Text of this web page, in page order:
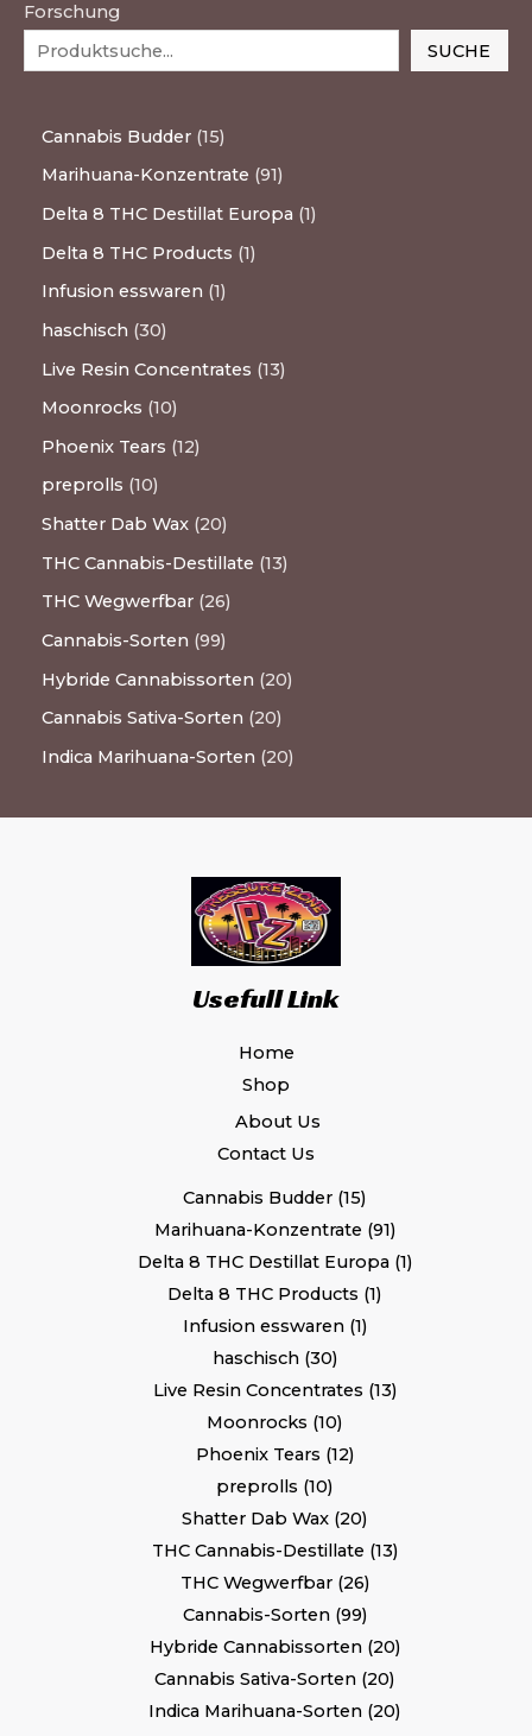
Forschung
SUCHE
Cannabis Budder 15
Marihuana-Konzentrate 91
Delta 8 THC Destillat Europa 1
Delta 8 THC Products 1
Infusion esswaren 1
haschisch 30
Live Resin Concentrates 13
Moonrocks 10
Phoenix Tears 12
preprolls 10
Shatter Dab Wax 20
THC Cannabis-Destillate 13
THC Wegwerfbar 26
Cannabis-Sorten 99
Hybride Cannabissorten
20
Cannabis Sativa-Sorten
20
Indica Marihuana-Sorten
20
Usefull Link
Home
Shop
About Us
Contact Us
Cannabis Budder 15
Marihuana-Konzentrate 91
Delta 8 THC Destillat Europa 1
Delta 8 THC Products 1
Infusion esswaren 1
haschisch 30
Live Resin Concentrates 13
Moonrocks 10
Phoenix Tears 12
preprolls 10
Shatter Dab Wax 20
THC Cannabis-Destillate 13
THC Wegwerfbar 26
Cannabis-Sorten 99
Hybride Cannabissorten 20
Cannabis Sativa-Sorten 20
Indica Marihuana-Sorten 20